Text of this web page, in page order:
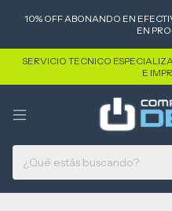
10% OFF ABONANDO EN
EN
SERVICIO TECNICO
E